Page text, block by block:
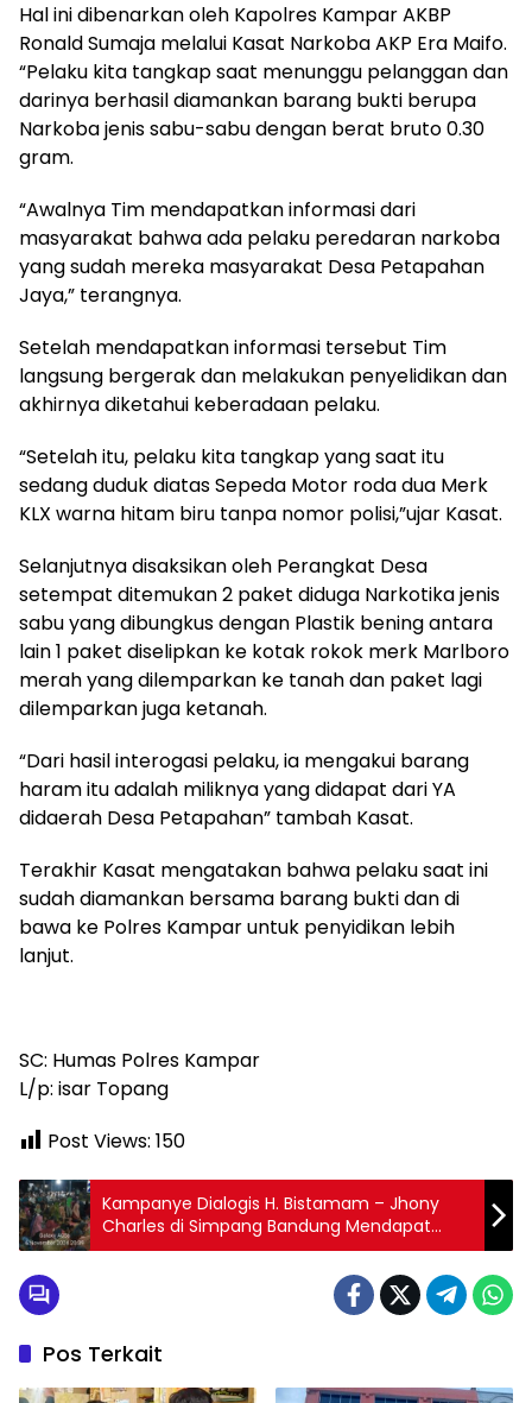
Hal ini dibenarkan oleh Kapolres Kampar AKBP
Ronald Sumaja melalui Kasat Narkoba AKP Era Maifo.
“Pelaku kita tangkap saat menunggu pelanggan dan
darinya berhasil diamankan barang bukti berupa
Narkoba jenis sabu-sabu dengan berat bruto 0.30
gram.
“Awalnya Tim mendapatkan informasi dari
masyarakat bahwa ada pelaku peredaran narkoba
yang sudah mereka masyarakat Desa Petapahan
Jaya,” terangnya.
Setelah mendapatkan informasi tersebut Tim
langsung bergerak dan melakukan penyelidikan dan
akhirnya diketahui keberadaan pelaku.
“Setelah itu, pelaku kita tangkap yang saat itu
sedang duduk diatas Sepeda Motor roda dua Merk
KLX warna hitam biru tanpa nomor polisi,”ujar Kasat.
Selanjutnya disaksikan oleh Perangkat Desa
setempat ditemukan 2 paket diduga Narkotika jenis
sabu yang dibungkus dengan Plastik bening antara
lain 1 paket diselipkan ke kotak rokok merk Marlboro
merah yang dilemparkan ke tanah dan paket lagi
dilemparkan juga ketanah.
“Dari hasil interogasi pelaku, ia mengakui barang
haram itu adalah miliknya yang didapat dari YA
didaerah Desa Petapahan” tambah Kasat.
Terakhir Kasat mengatakan bahwa pelaku saat ini
sudah diamankan bersama barang bukti dan di
bawa ke Polres Kampar untuk penyidikan lebih
lanjut.
SC: Humas Polres Kampar
L/p: isar Topang
Post Views: 150
Kampanye Dialogis H. Bistamam – Jhony
Charles di Simpang Bandung Mendapat
Sambutan Hangat Warga
Pos Terkait